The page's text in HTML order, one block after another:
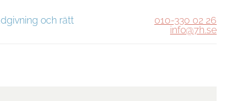
och rätt
010-330 02 26
info@7h.se